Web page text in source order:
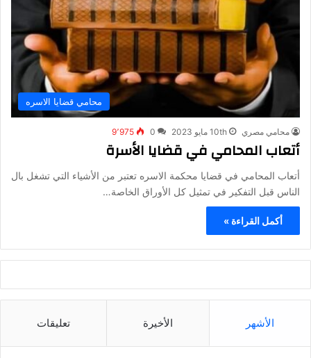
محامي قضايا الاسره
محامي مصري 10th مايو 2023 0 9٬975
أتعاب المحامي في قضايا الأسرة
أتعاب المحامي في قضايا محكمة الاسره تعتبر من الأشياء التي تشغل بال
الناس قبل التفكير في تمثيل كل الأوراق الخاصة…
أكمل القراءة »
الأشهر الأخيرة تعليقات